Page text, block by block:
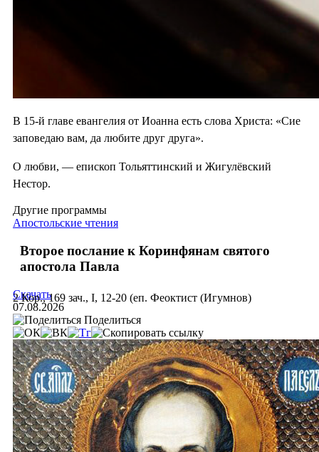
В 15-й главе евангелия от Иоанна есть слова Христа: «Сие
заповедаю вам, да любите друг друга».
О любви, — епископ Тольяттинский и Жигулёвский
Нестор.
Другие программы
Апостольские чтения
Второе послание к Коринфянам святого
апостола Павла
2 Кор., 169 зач., I, 12-20 (еп. Феоктист (Игумнов)
Скачать
07.08.2026
Поделиться